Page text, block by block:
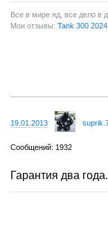
Все в мире яд, все дело в
Мои отзывы: Tank 300 2024
19.01.2013
Сообщений: 1932
Гарантия два